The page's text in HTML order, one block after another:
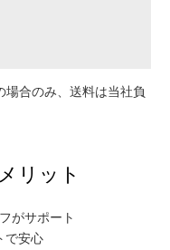
合のみ、送料は当社負
リット
がサポート
で安心